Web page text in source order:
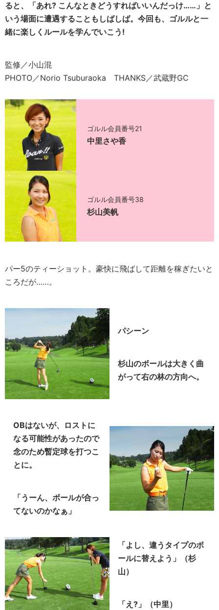
ると、「あれ? こんなときどうすればいいんだっけ……」と
いう場面に遭遇することもしばしば。今回も、ゴルルと一
緒に楽しくルールを学んでいこう!
監修／小山混
PHOTO／Norio Tsuburaoka THANKS／武蔵野GC
ゴルル会員番号21
中里さや香
ゴルル会員番号38
杉山美帆
パー5のティーショット。豪快に飛ばして距離を稼ぎたいと
ころだが……。
パシーン
杉山のボールは大きく曲
がって右の林の方向へ。
OBはないが、ロストに
なる可能性があったので
念のため暫定球を打つこ
とに。
「うーん、ボールが合っ
てないのかなぁ」
「よし、違うタイプのボ
ールに替えよう」（杉
山）
「え?」（中里）